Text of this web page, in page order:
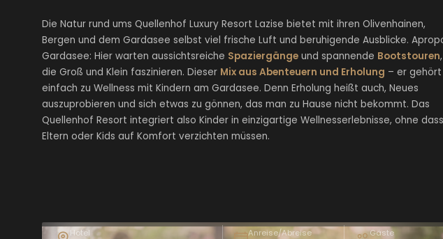
Die Natur rund ums Quellenhof Luxury Resort Lazise bietet mit ihren Olivenhainen,
Bergen und dem Gardasee selbst viel frische Luft und beruhigende Ausblicke.
Gardasee: Hier warten aussichtsreiche Spaziergänge und spannende Bootstouren,
die Groß und Klein faszinieren. Dieser Mix aus Abenteuern und Erholung – er gehört
einfach zu Wellness mit Kindern am Gardasee. Denn Erholung heißt auch, Neues
auszuprobieren und sich etwas zu gönnen, das man zu Hause nicht bekommt. Das
Quellenhof Resort integriert also Kinder in einzigartige Wellnesserlebnisse, ohne dass
Eltern oder Kids auf Komfort verzichten müssen.
Hotel Anreise/Abreise Gäste